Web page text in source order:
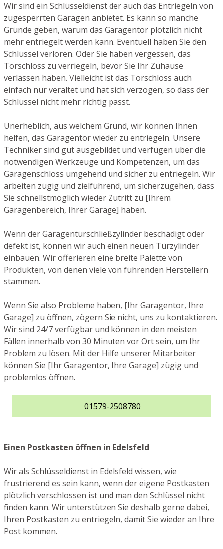
Wir sind ein Schlüsseldienst der auch das Entriegeln von
zugesperrten Garagen anbietet. Es kann so manche
Gründe geben, warum das Garagentor plötzlich nicht
mehr entriegelt werden kann. Eventuell haben Sie den
Schlüssel verloren. Oder Sie haben vergessen, das
Torschloss zu verriegeln, bevor Sie Ihr Zuhause
verlassen haben. Vielleicht ist das Torschloss auch
einfach nur veraltet und hat sich verzogen, so dass der
Schlüssel nicht mehr richtig passt.
Unerheblich, aus welchem Grund, wir können Ihnen
helfen, das Garagentor wieder zu entriegeln. Unsere
Techniker sind gut ausgebildet und verfügen über die
notwendigen Werkzeuge und Kompetenzen, um das
Garagenschloss umgehend und sicher zu entriegeln. Wir
arbeiten zügig und zielführend, um sicherzugehen, dass
Sie schnellstmöglich wieder Zutritt zu [Ihrem
Garagenbereich, Ihrer Garage] haben.
Wenn der Garagentürschließzylinder beschädigt oder
defekt ist, können wir auch einen neuen Türzylinder
einbauen. Wir offerieren eine breite Palette von
Produkten, von denen viele von führenden Herstellern
stammen.
Wenn Sie also Probleme haben, [Ihr Garagentor, Ihre
Garage] zu öffnen, zögern Sie nicht, uns zu kontaktieren.
Wir sind 24/7 verfügbar und können in den meisten
Fällen innerhalb von 30 Minuten vor Ort sein, um Ihr
Problem zu lösen. Mit der Hilfe unserer Mitarbeiter
können Sie [Ihr Garagentor, Ihre Garage] zügig und
problemlos öffnen.
01579-2508780
Einen Postkasten öffnen in Edelsfeld
Wir als Schlüsseldienst in Edelsfeld wissen, wie
frustrierend es sein kann, wenn der eigene Postkasten
plötzlich verschlossen ist und man den Schlüssel nicht
finden kann. Wir unterstützen Sie deshalb gerne dabei,
Ihren Postkasten zu entriegeln, damit Sie wieder an Ihre
Post kommen.